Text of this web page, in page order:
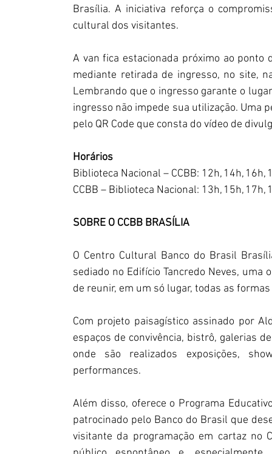
Brasília. A iniciativa reforça o
cultural dos visitantes.
A van fica estacionada próximo ao ponto
mediante retirada de ingresso, no site,
Lembrando que o ingresso garante o
ingresso não impede sua utilização. Uma
pelo QR Code que consta do vídeo de
Horários
Biblioteca Nacional – CCBB: 12h, 14h, 16h,
CCBB – Biblioteca Nacional: 13h, 15h, 17h,
SOBRE O CCBB BRASÍLIA
O Centro Cultural Banco do Brasil
sediado no Edifício Tancredo Neves, uma
de reunir, em um só lugar, todas as
Com projeto paisagístico assinado por
espaços de convivência, bistrô, galerias
onde são realizados exposições,
performances.
Além disso, oferece o Programa
patrocinado pelo Banco do Brasil que
visitante da programação em cartaz no